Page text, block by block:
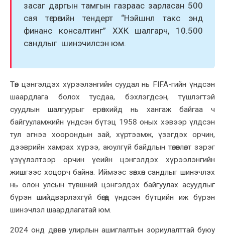
засаг даргын тамгын газраас зарласан 500
сая төгрөгийн тендерт “Нэйшнл такс энд
финанс консалтинг” ХХК шалгарч, 10.500
сандлыг шинэчилсэн юм.
Төв цэнгэлдэх хүрээлэнгийн суудал нь FIFA-гийн үндсэн
шаардлага болох тусдаа, бэхлэгдсэн, түшлэгтэй
суудлын шалгуурыг ерөнхийд нь хангаж байгаа ч
байгууламжийн үндсэн бүтэц 1958 оных хэвээр үлдсэн
тул эгнээ хоорондын зай, хүртээмж, үзэгдэх орчин,
дээврийн хамрах хүрээ, аюулгүй байдлын төлөвлөлт зэрэг
үзүүлэлтээр орчин үеийн цэнгэлдэх хүрээлэнгийн
жишгээс хоцорч байна. Иймээс зөвхөн сандлыг шинэчлэх
нь олон улсын түвшний цэнгэлдэх байгуулах асуудлыг
бүрэн шийдвэрлэхгүй бөгөөд үндсэн бүтцийн иж бүрэн
шинэчлэл шаардлагатай юм.
2024 онд дөрвөн улирлын ашиглалтын зориулалттай буюу